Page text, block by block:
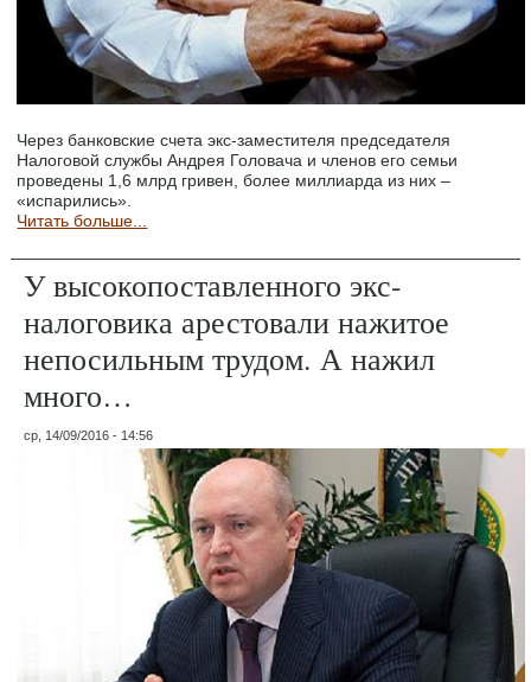
Через банковские счета экс-заместителя председателя
Налоговой службы Андрея Головача и членов его семьи
проведены 1,6 млрд гривен, более миллиарда из них –
«испарились».
Читать больше...
У высокопоставленного экс-
налоговика арестовали нажитое
непосильным трудом. А нажил
много…
ср, 14/09/2016 - 14:56